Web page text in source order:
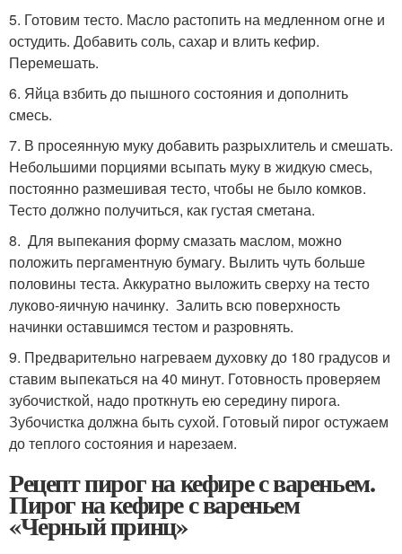
5. Готовим тесто. Масло растопить на медленном огне и
остудить. Добавить соль, сахар и влить кефир.
Перемешать.
6. Яйца взбить до пышного состояния и дополнить
смесь.
7. В просеянную муку добавить разрыхлитель и смешать.
Небольшими порциями всыпать муку в жидкую смесь,
постоянно размешивая тесто, чтобы не было комков.
Тесто должно получиться, как густая сметана.
8. Для выпекания форму смазать маслом, можно
положить пергаментную бумагу. Вылить чуть больше
половины теста. Аккуратно выложить сверху на тесто
луково-яичную начинку. Залить всю поверхность
начинки оставшимся тестом и разровнять.
9. Предварительно нагреваем духовку до 180 градусов и
ставим выпекаться на 40 минут. Готовность проверяем
зубочисткой, надо проткнуть ею середину пирога.
Зубочистка должна быть сухой. Готовый пирог остужаем
до теплого состояния и нарезаем.
Рецепт пирог на кефире с вареньем.
Пирог на кефире с вареньем
«Черный принц»